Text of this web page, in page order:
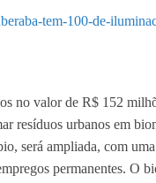
tem-100-de-
no valor de R$ 152
resíduos urbanos em
será ampliada, com
permanentes. O